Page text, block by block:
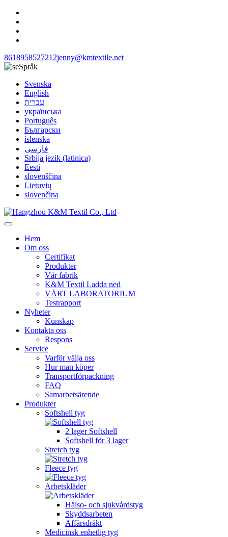
8618958527212jenny@kmtextile.net
Språk
Svenska
English
עברית
українська
Português
Български
íslenska
فارسی
Srbija jezik (latinica)
Eesti
slovenščina
Lietuvių
slovenčina
Hem
Om oss
Certifikat
Produkter
Vår fabrik
K&M Textil Ladda ned
VÅRT LABORATORIUM
Testrapport
Nyheter
Kunskap
Kontakta oss
Respons
Service
Varför välja oss
Hur man köper
Transportförpackning
FAQ
Samarbetsärende
Produkter
Softshell tyg
2 lager Softshell
Softshell för 3 lager
Stretch tyg
Fleece tyg
Arbetskläder
Hälso- och sjukvårdstyg
Skyddsarbeten
Affärsdräkt
Medicinsk enhetlig tyg